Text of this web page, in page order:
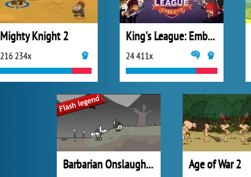
Mighty Knight 2
216 234x
King's League: Emblems
24 411x
Barbarian Onslaught 2 Age of War 2